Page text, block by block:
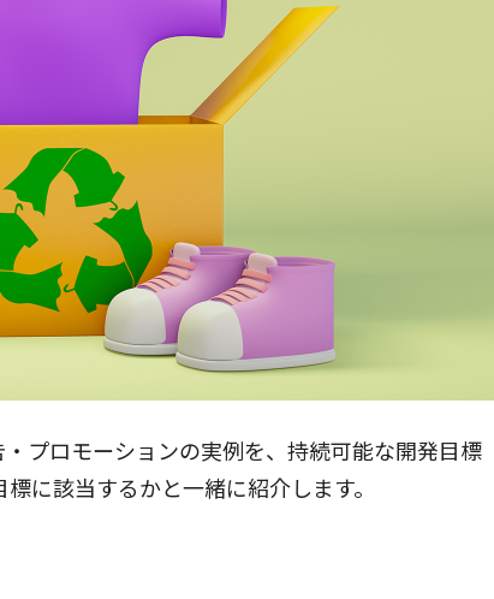
プロモーションの実例を、持続可能な開発目標
に該当するかと一緒に紹介します。